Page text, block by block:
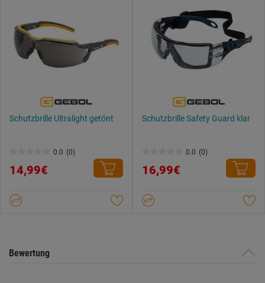
Schutzbrille Ultralight getönt
0.0 (0)
von
Sternen.
14,99€
Schutzbrille Safety Guard klar
0.0 (0)
von
Sternen.
16,99€
Bewertung